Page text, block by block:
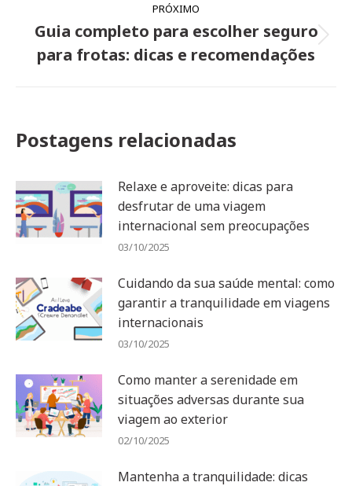
PRÓXIMO
Próximo
post:
Guia completo para escolher seguro
para frotas: dicas e recomendações
Postagens relacionadas
Relaxe e aproveite: dicas para
desfrutar de uma viagem
internacional sem preocupações
03/10/2025
Cuidando da sua saúde mental: como
garantir a tranquilidade em viagens
internacionais
03/10/2025
Como manter a serenidade em
situações adversas durante sua
viagem ao exterior
02/10/2025
Mantenha a tranquilidade: dicas